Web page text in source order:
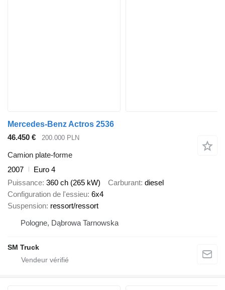
Mercedes-Benz Actros 2536
46.450 €
200.000 PLN
Camion plate-forme
2007
Euro 4
Puissance 360 ch (265 kW) Carburant diesel
Configuration de l'essieu 6x4
Suspension ressort/ressort
Pologne, Dąbrowa Tarnowska
SM Truck